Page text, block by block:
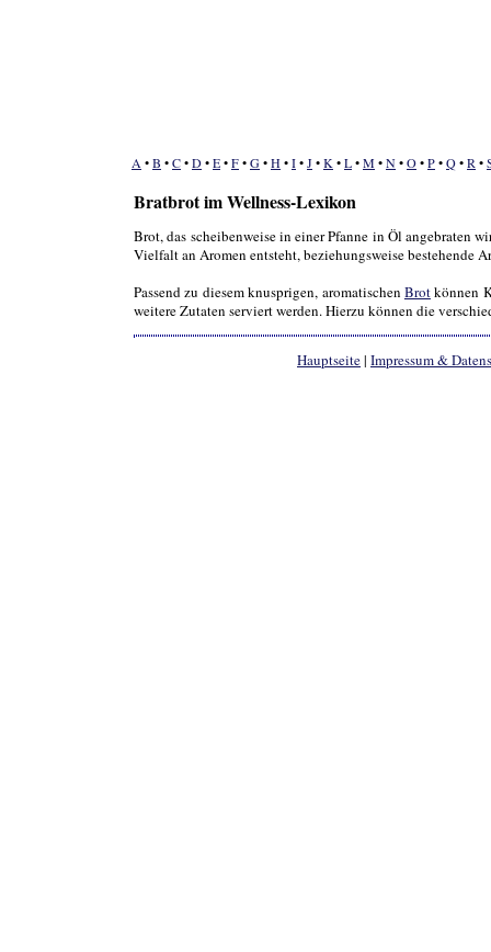
Bratbrot im Wellness-Lexikon
Brot, das scheibenweise in einer Pfanne in Öl angebraten
Vielfalt an Aromen entsteht, beziehungsweise bestehende
Passend zu diesem knusprigen, aromatischen Brotkönnen
weitere Zutaten serviert werden. Hierzu können die
Hauptseite| Impressum &
A •B •C•D•E•F•G•H•I•J•K •L•M•N•O•P•Q•R •